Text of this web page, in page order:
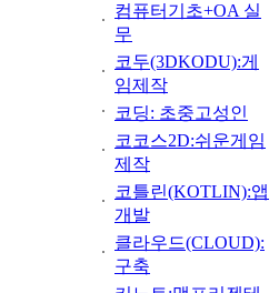
컴퓨터기초+OA 실
무
코두(3DKODU):게
임제작
코딩: 초중고성인
코코스2D:쉬운게임
제작
코틀린(KOTLIN):앱
개발
클라우드(CLOUD):
구축